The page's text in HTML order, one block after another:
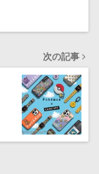
次の記事